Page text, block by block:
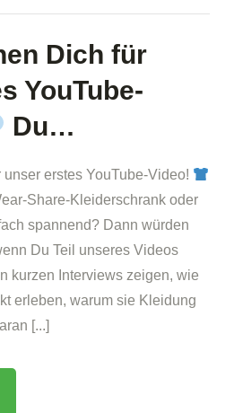
Dich für
YouTube-
Du…
erstes YouTube-Video!
Share-Kleiderschrank oder
spannend? Dann würden
Du Teil unseres Videos
kurzen Interviews zeigen, wie
erleben, warum sie Kleidung
[...]